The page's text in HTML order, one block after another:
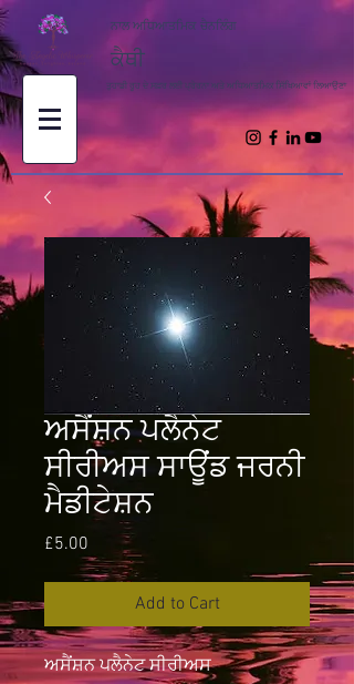
ਕੈਥੀ
ਨਾਲ ਅਧਿਆਤਮਿਕ ਚੈਨਲਿੰਗ
ਤੁਹਾਡੀ ਰੂਹ ਦੇ ਸਫ਼ਰ ਲਈ ਪ੍ਰੇਰਨਾ ਅਤੇ ਅਧਿਆਤਮਿਕ ਸਿੱਖਿਆਵਾਂ ਲਿਆਉਣਾ
ਅਸੈਂਸ਼ਨ ਪਲੈਨੇਟ
ਸੀਰੀਅਸ ਸਾਊਂਡ ਜਰਨੀ
ਮੈਡੀਟੇਸ਼ਨ
£5.00 Price
Add to Cart
ਅਸੈਂਸ਼ਨ ਪਲੈਨੇਟ ਸੀਰੀਅਸ